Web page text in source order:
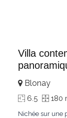
Villa
Blonay
6.5 180
Nichée sur une